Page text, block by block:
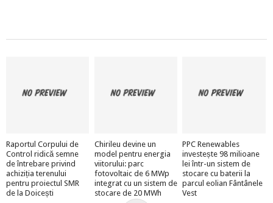
Raportul Corpului de
Control ridică semne
de întrebare privind
achiziția terenului
pentru proiectul SMR
de la Doicești
Chirileu devine un
model pentru energia
viitorului: parc
fotovoltaic de 6 MWp
integrat cu un sistem de
stocare de 20 MWh
PPC Renewables
investește 98 milioane
lei într-un sistem de
stocare cu baterii la
parcul eolian Fântânele
Vest